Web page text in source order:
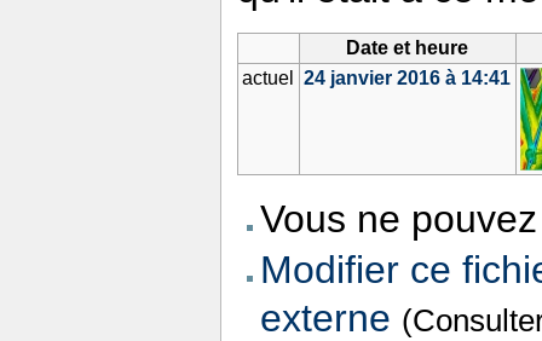
Date et heure
actuel
24 janvier 2016 à 14:41
Vous ne
Modifier ce
externe